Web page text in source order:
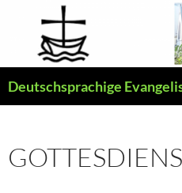
springen